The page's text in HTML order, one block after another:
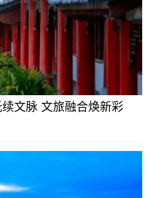
文脉 文旅融合焕新彩